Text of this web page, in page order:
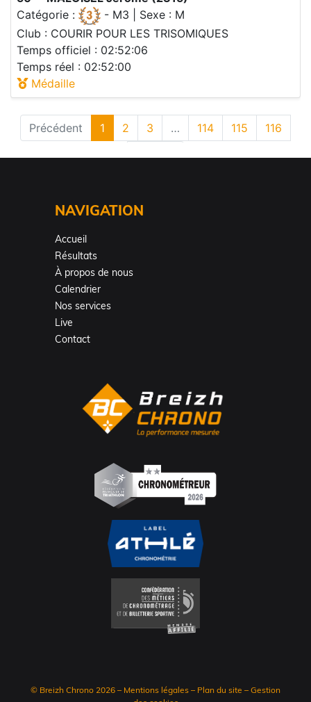
NAVIGATION
Accueil
Résultats
À propos de nous
Calendrier
Nos services
Live
Contact
© Breizh Chrono 2026 – Mentions légales – Plan du site – Gestion